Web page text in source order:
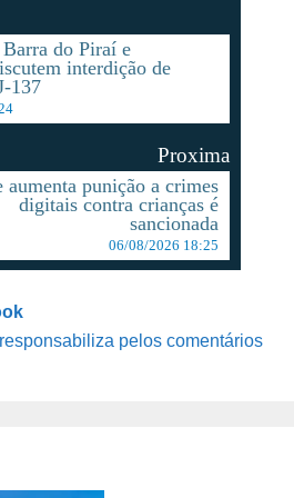
do Piraí e
interdição de
137
Proxima
aumenta punição a crimes
digitais contra crianças é
sancionada
06/08/2026 18:25
pelos comentários